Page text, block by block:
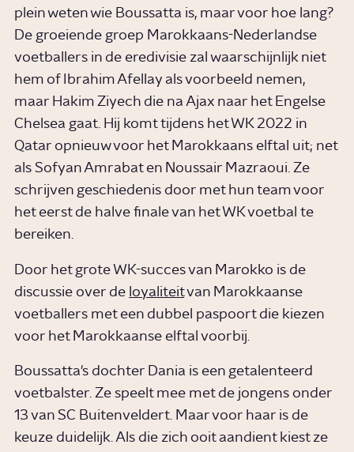
plein weten wie Boussatta is, maar voor hoe lang?
De groeiende groep Marokkaans-Nederlandse
voetballers in de eredivisie zal waarschijnlijk niet
hem of Ibrahim Afellay als voorbeeld nemen,
maar Hakim Ziyech die na Ajax naar het Engelse
Chelsea gaat. Hij komt tijdens het WK 2022 in
Qatar opnieuw voor het Marokkaans elftal uit; net
als Sofyan Amrabat en Noussair Mazraoui. Ze
schrijven geschiedenis door met hun team voor
het eerst de halve finale van het WK voetbal te
bereiken.
Door het grote WK-succes van Marokko is de
discussie over de loyaliteitvan Marokkaanse
voetballers met een dubbel paspoort die kiezen
voor het Marokkaanse elftal voorbij.
Boussatta's dochter Dania is een getalenteerd
voetbalster. Ze speelt mee met de jongens onder
13 van SC Buitenveldert. Maar voor haar is de
keuze duidelijk. Als die zich ooit aandient kiest ze